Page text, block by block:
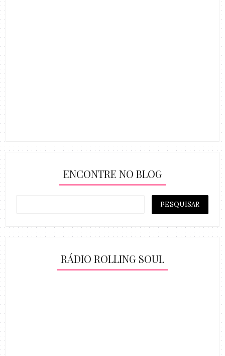
ENCONTRE NO BLOG
RÁDIO ROLLING SOUL